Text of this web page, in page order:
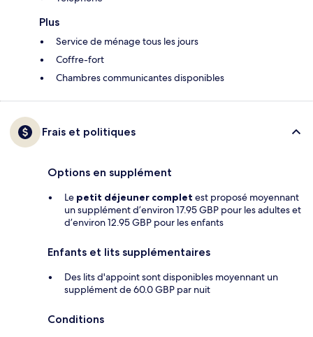
Plus
Service de ménage tous les jours
Coffre-fort
Chambres communicantes disponibles
Frais et politiques
Options en supplément
Le petit déjeuner complet est proposé moyennant
un supplément d’environ 17.95 GBP pour les adultes et
d’environ 12.95 GBP pour les enfants
Enfants et lits supplémentaires
Des lits d'appoint sont disponibles moyennant un
supplément de 60.0 GBP par nuit
Conditions